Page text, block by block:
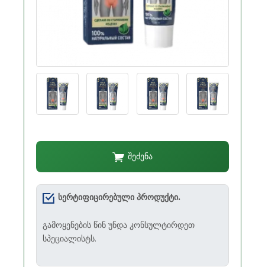
შეძენა
სერტიფიცირებული პროდუქტი.
გამოყენების წინ უნდა კონსულტირდეთ
სპეციალისტს.